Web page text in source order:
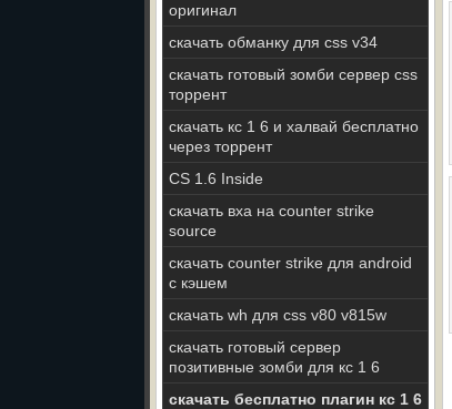
оригинал
скачать обманку для css v34
скачать готовый зомби сервер css
торрент
скачать кс 1 6 и халвай бесплатно
через торрент
CS 1.6 Inside
скачать вха на counter strike
source
скачать counter strike для android
с кэшем
скачать wh для css v80 v815w
скачать готовый сервер
позитивные зомби для кс 1 6
скачать бесплатно плагин кс 1 6